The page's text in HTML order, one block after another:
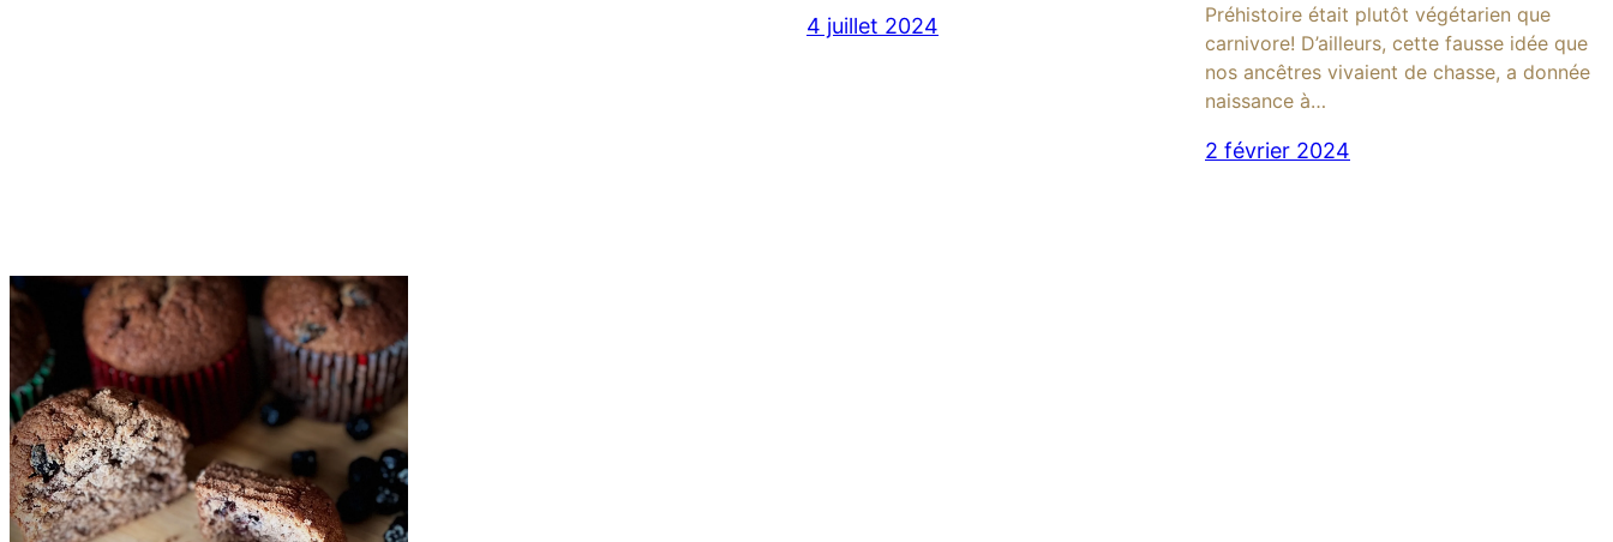
4 juillet 2024
Préhistoire était plutôt végétarien que
carnivore! D’ailleurs, cette fausse idée que
nos ancêtres vivaient de chasse, a donnée
naissance à…
2 février 2024